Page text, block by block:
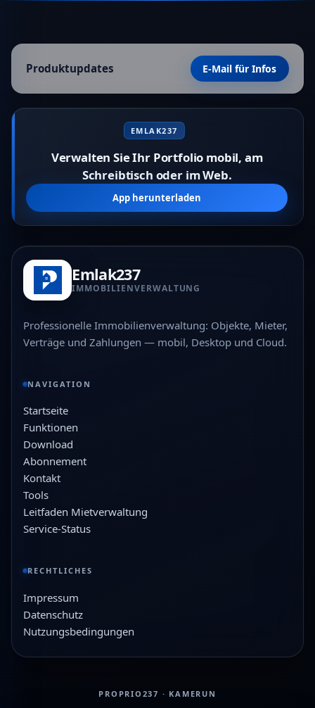
Produktupdates E-Mail für Infos
EMLAK237
Verwalten Sie Ihr Portfolio mobil, am
Schreibtisch oder im Web.
App herunterladen
Emlak237
IMMOBILIENVERWALTUNG
Professionelle Immobilienverwaltung: Objekte, Mieter,
Verträge und Zahlungen — mobil, Desktop und Cloud.
NAVIGATION
Startseite
Funktionen
Download
Abonnement
Kontakt
Tools
Leitfaden Mietverwaltung
Service-Status
RECHTLICHES
Impressum
Datenschutz
Nutzungsbedingungen
PROPRIO237 · KAMERUN